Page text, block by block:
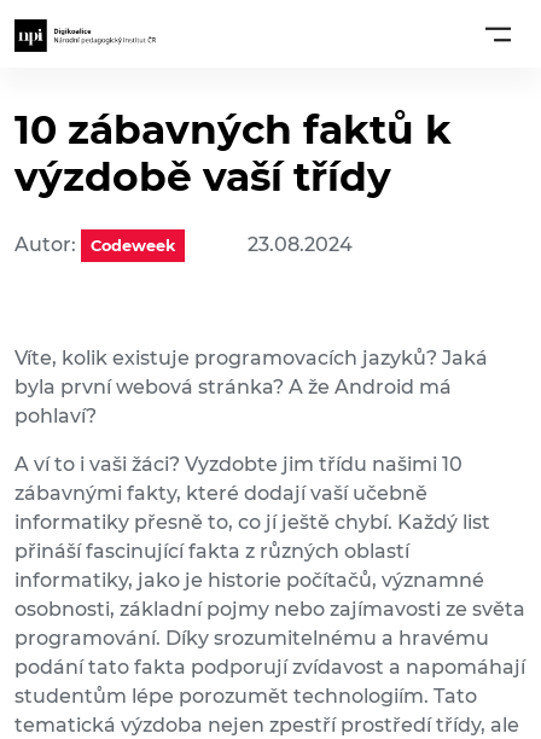
10 zábavných faktů k
výzdobě vaší třídy
Autor: Codeweek 23.08.2024
Víte, kolik existuje programovacích jazyků? Jaká
byla první webová stránka? A že Android má
pohlaví?
A ví to i vaši žáci? Vyzdobte jim třídu našimi 10
zábavnými fakty, které dodají vaší učebně
informatiky přesně to, co jí ještě chybí. Každý list
přináší fascinující fakta z různých oblastí
informatiky, jako je historie počítačů, významné
osobnosti, základní pojmy nebo zajímavosti ze světa
programování. Díky srozumitelnému a hravému
podání tato fakta podporují zvídavost a napomáhají
studentům lépe porozumět technologiím. Tato
tematická výzdoba nejen zpestří prostředí třídy, ale